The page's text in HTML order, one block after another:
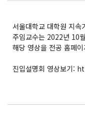
역량인증제 프로
전공진입
서울대학교 대학원 지속
주임교수는 2022년 10
해당 영상을 전공 홈페
진입설명회 영상보기